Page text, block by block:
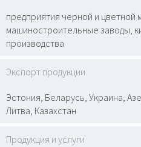
предприятия черной и цветной
машиностроительные заводы,
производства
Экспорт продукции
Эстония, Беларусь, Украина,
Литва, Казахстан
Продукция и услуги